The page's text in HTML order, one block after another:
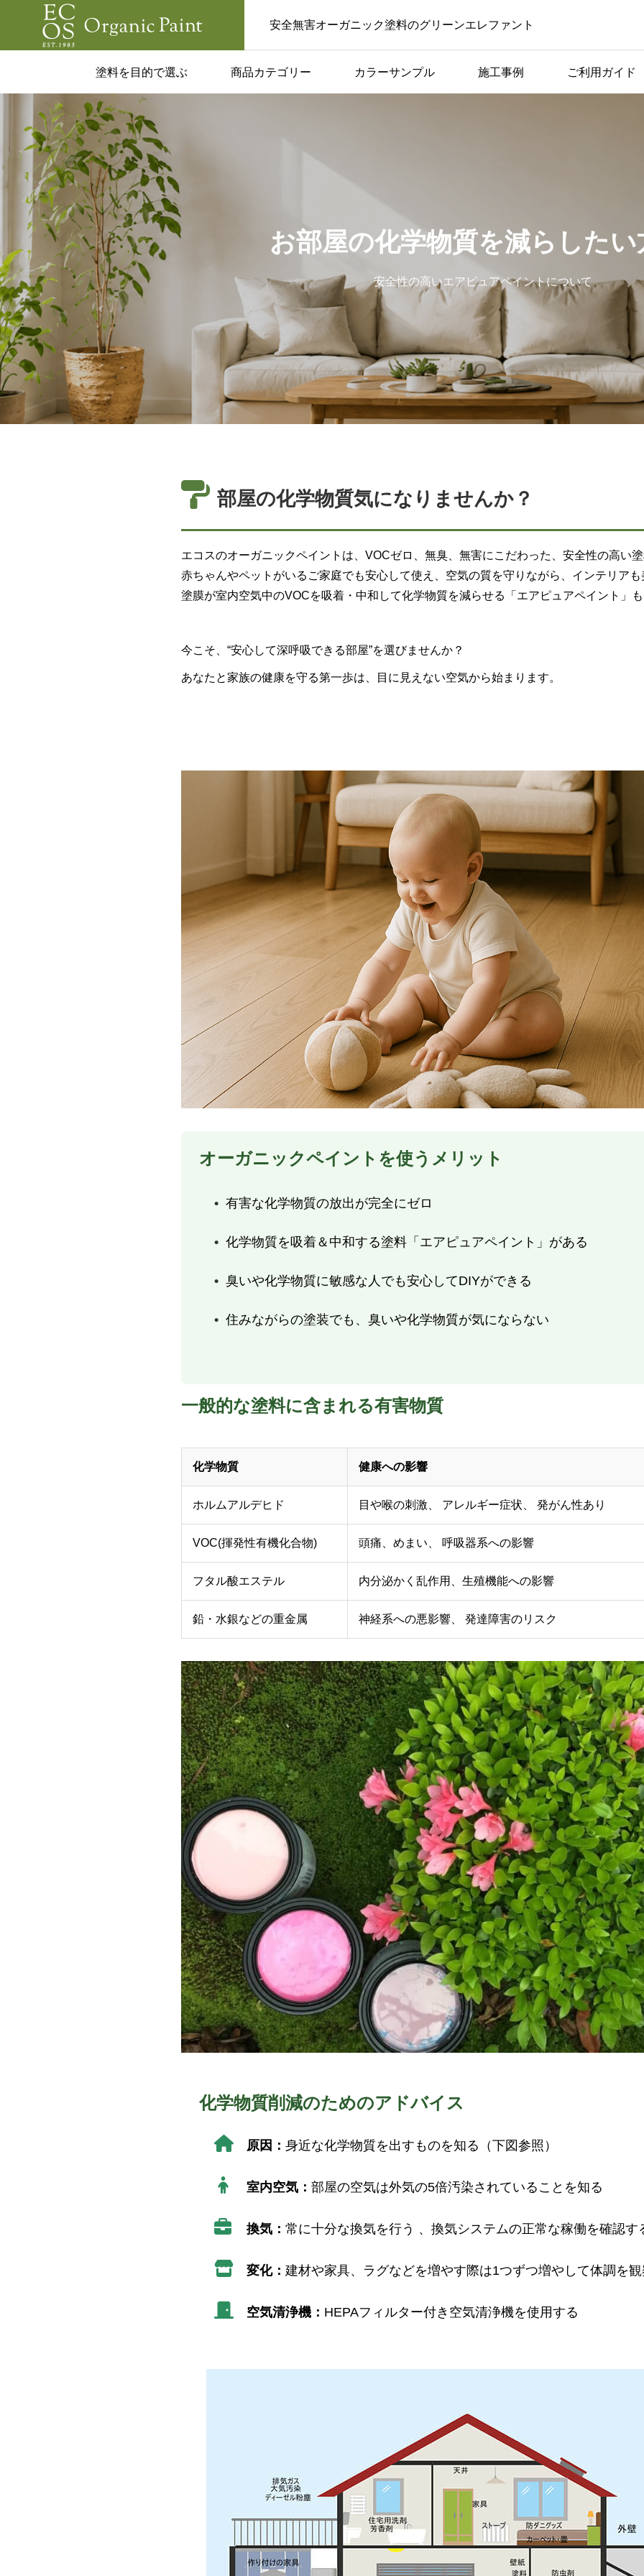
安全無害オーガニック塗料のグリーンエレファント
塗料を目的で選ぶ 商品カテゴリー カラーサンプル 施工事例 ご利用ガイド
料はあり？
用的な活用
注意点！

お部屋の化学物質を減らした
安全性の高いエアピュアペイントについて
部屋の化学物質気になりませんか？
エコスのオーガニックペイントは、VOCゼロ、無臭、無害にこだわった、安全性の高い
赤ちゃんやペットがいるご家庭でも安心して使え、空気の質を守りながら、インテリア
塗膜が室内空気中のVOCを吸着・中和して化学物質を減らせる「エアピュアペイント」
今こそ、“安心して深呼吸できる部屋”を選びませんか？
あなたと家族の健康を守る第一歩は、目に見えない空気から始まります。
オーガニックペイントを使うメリット
有害な化学物質の放出が完全にゼロ
化学物質を吸着＆中和する塗料「エアピュアペイント」がある
臭いや化学物質に敏感な人でも安心してDIYができる
住みながらの塗装でも、臭いや化学物質が気にならない
一般的な塗料に含まれる有害物質
化学物質 健康への影響
ホルムアルデヒド 目や喉の刺激、 アレルギー症状、 発がん性あり
VOC(揮発性有機化合物) 頭痛、めまい、 呼吸器系への影響
フタル酸エステル 内分泌かく乱作用、生殖機能への影響
鉛・水銀などの重金属 神経系への悪影響、 発達障害のリスク
化学物質削減のためのアドバイス
原因： 身近な化学物質を出すものを知る（下図参照）
室内空気： 部屋の空気は外気の5倍汚染されていることを知る
換気： 常に十分な換気を行う 、換気システムの正常な稼働を確認す
変化： 建材や家具、ラグなどを増やす際は1つずつ増やして体調を
空気清浄機： HEPAフィルター付き空気清浄機を使用する